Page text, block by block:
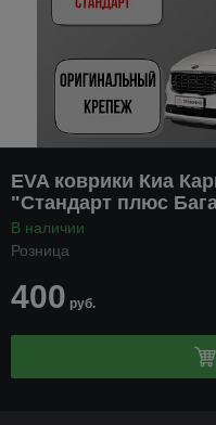
EVA коврики Киа
"Стандарт плюс
В наличии
Розница
400 руб.